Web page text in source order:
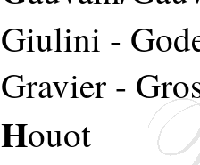
Giulini -
Gravier -
Houot